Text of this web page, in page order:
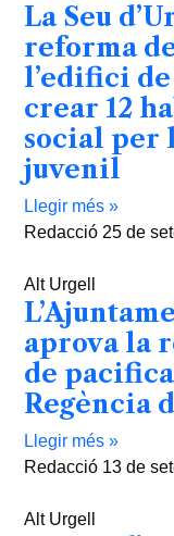
La Seu
reforma
l’edifici
crear 12
social per
juvenil
Llegir més »
Redacció 25 de
Alt Urgell
aprova la
de
Regència
Llegir més »
Redacció 13 de
Alt Urgell